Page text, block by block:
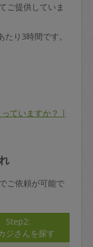
ご提供していま
り3時間です。
ていますか？ |
ご依頼が可能で
Step2:
ジさんを探す